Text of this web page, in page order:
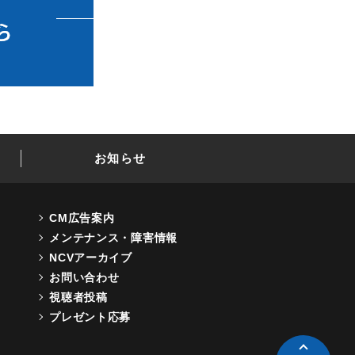
お知らせ
CM広告案内
メンテナンス・障害情報
NCVアーカイブ
お問い合わせ
視聴者投稿
プレゼント応募